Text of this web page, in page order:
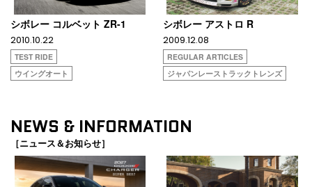
シボレー コルベット ZR-1
2010.10.22
TEST RIDE
ウイングオート
シボレー アストロ R
2009.12.08
REGULAR ARTICLES
ジャパンレーストラックトレンズ
NEWS & INFORMATION
［ニュース＆お知らせ］